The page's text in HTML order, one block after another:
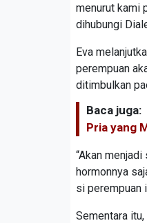
menurut kami
dihubungi
Eva
perempuan
ditimbulkan
Baca juga:
Pria yang
“Akan
hormonnya
si perempuan
Sementara